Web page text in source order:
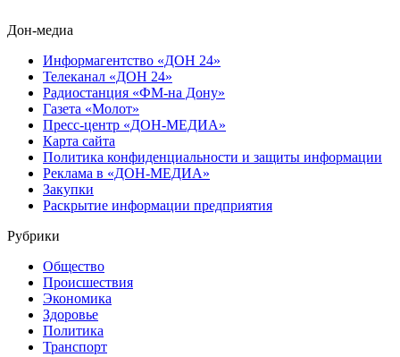
Дон-медиа
Информагентство «ДОН 24»
Телеканал «ДОН 24»
Радиостанция «ФМ-на Дону»
Газета «Молот»
Пресс-центр «ДОН-МЕДИА»
Карта сайта
Политика конфиденциальности и защиты информации
Реклама в «ДОН-МЕДИА»
Закупки
Раскрытие информации предприятия
Рубрики
Общество
Происшествия
Экономика
Здоровье
Политика
Транспорт